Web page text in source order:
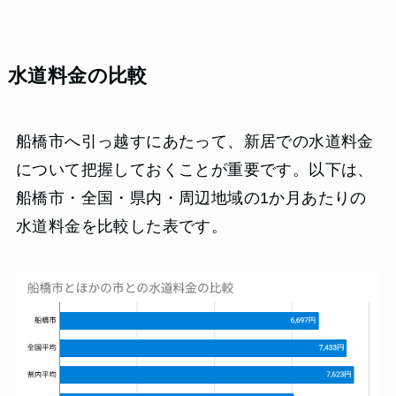
水道料金の比較
船橋市へ引っ越すにあたって、新居での水道料金
について把握しておくことが重要です。以下は、
船橋市・全国・県内・周辺地域の1か月あたりの
水道料金を比較した表です。